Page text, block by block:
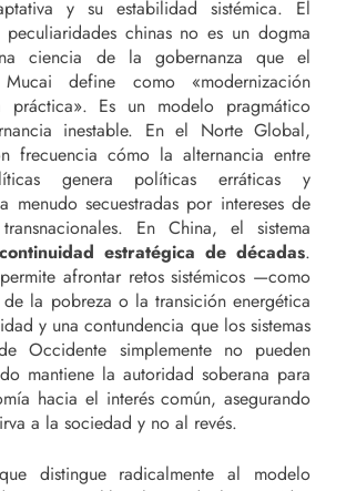
y su estabilidad sistémica. El
chinas no es un dogma
ciencia de la gobernanza que el
define como «modernización
Es un modelo pragmático
inestable. En el Norte Global,
frecuencia cómo la alternancia entre
genera políticas erráticas y
menudo secuestradas por intereses de
En China, el sistema
continuidad estratégica de décadas.
afrontar retos sistémicos —como
la pobreza o la transición energética
y una contundencia que los sistemas
Occidente simplemente no pueden
mantiene la autoridad soberana para
hacia el interés común, asegurando
a la sociedad y no al revés.
distingue radicalmente al modelo